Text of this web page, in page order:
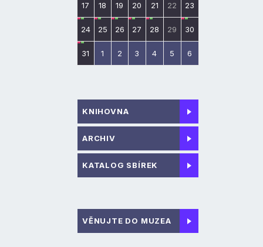
17 18 19 20 21 22 23
24 25 26 27 28 29 30
31 1 2 3 4 5 6
KNIHOVNA
ARCHIV
KATALOG SBÍREK
VĚNUJTE DO MUZEA